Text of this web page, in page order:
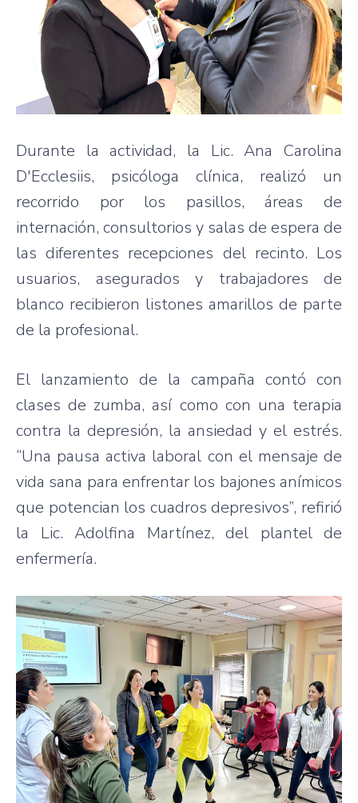
Durante la actividad, la Lic. Ana Carolina
D'Ecclesiis, psicóloga clínica, realizó un
recorrido por los pasillos, áreas de
internación, consultorios y salas de espera de
las diferentes recepciones del recinto. Los
usuarios, asegurados y trabajadores de
blanco recibieron listones amarillos de parte
de la profesional.
El lanzamiento de la campaña contó con
clases de zumba, así como con una terapia
contra la depresión, la ansiedad y el estrés.
“Una pausa activa laboral con el mensaje de
vida sana para enfrentar los bajones anímicos
que potencian los cuadros depresivos”, refirió
la Lic. Adolfina Martínez, del plantel de
enfermería.